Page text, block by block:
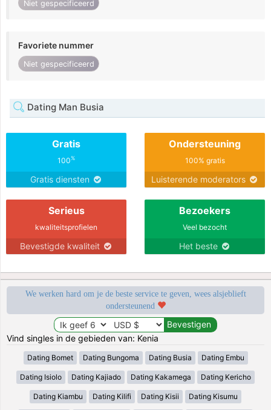
Niet gespecificeerd
Favoriete nummer
Niet gespecificeerd
Dating Man Busia
Gratis
100%
Gratis diensten
Ondersteuning
100% gratis
Luisterende moderators
Serieus
kwaliteitsprofielen
Bevestigde kwaliteit
Bezoekers
Veel bezocht
Het beste
We werken hard om je de beste service te geven, wees alsjeblieft
ondersteunend
Vind singles in de gebieden van: Kenia
Dating Bomet Dating Bungoma Dating Busia Dating Embu
Dating Isiolo Dating Kajiado Dating Kakamega Dating Kericho
Dating Kiambu Dating Kilifi Dating Kisii Dating Kisumu